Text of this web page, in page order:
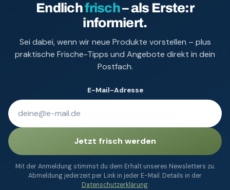
Endlichfrisch– als Erste:r
informiert.
Sei dabei, wenn wir neue Produkte vorstellen – plus
praktische Frische-Tipps und Angebote direkt in dein
Postfach.
E-Mail-Adresse
Jetzt frisch werden
Mit der Anmeldung stimmst du dem Erhalt unseres Newsletters zu.
Abmeldung jederzeit per Link in jeder E-Mail. Details in der
Datenschutzerklärung.